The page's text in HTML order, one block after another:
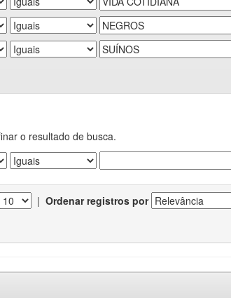
o resultado de busca.
| Ordenar registros por